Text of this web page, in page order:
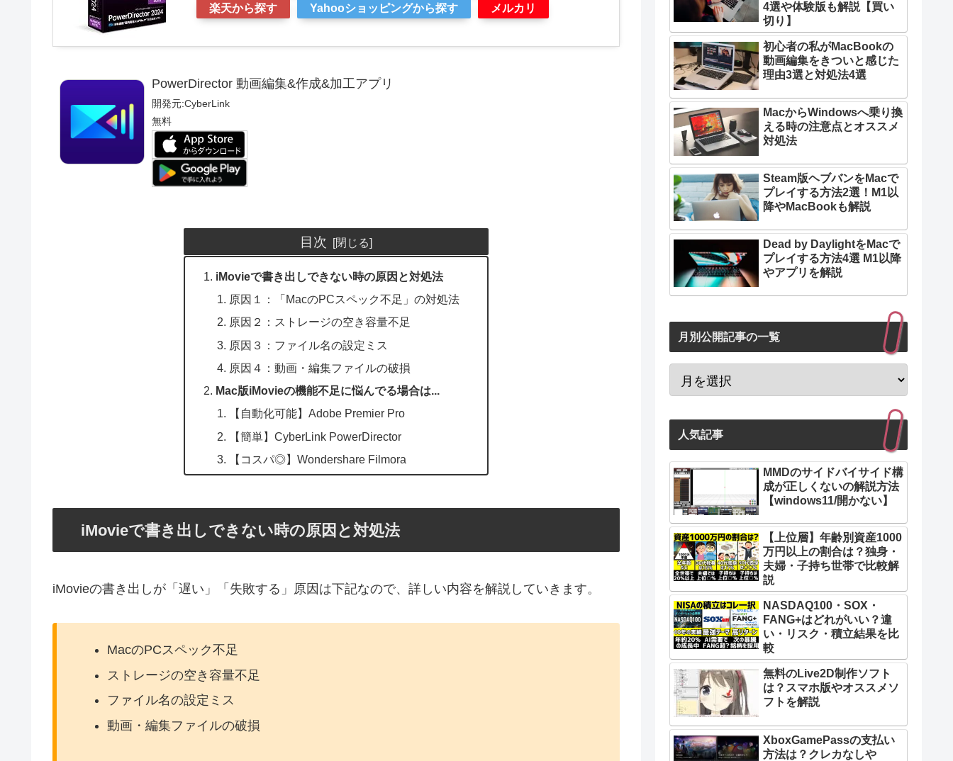
楽天から探す
Yahooショッピングから探す メルカリ
PowerDirector 動画編集&作成&加工アプリ
開発元:CyberLink
無料
目次
iMovieで書き出しできない時の原因と対処法
原因１：「MacのPCスペック不足」の対処法
原因２：ストレージの空き容量不足
原因３：ファイル名の設定ミス
原因４：動画・編集ファイルの破損
Mac版iMovieの機能不足に悩んでる場合は...
【自動化可能】Adobe Premier Pro
【簡単】CyberLink PowerDirector
【コスパ◎】Wondershare Filmora
iMovieで書き出しできない時の原因と対処法
iMovieの書き出しが「遅い」「失敗する」原因は下記なので、詳しい内容を解説していきます。
MacのPCスペック不足
ストレージの空き容量不足
ファイル名の設定ミス
動画・編集ファイルの破損
4選や体験版も解説【買い
切り】
初心者の私がMacBookの
動画編集をきついと感じた
理由3選と対処法4選
MacからWindowsへ乗り換
える時の注意点とオススメ
対処法
Steam版ヘブバンをMacで
プレイする方法2選！M1以
降やMacBookも解説
Dead by DaylightをMacで
プレイする方法4選 M1以降
やアプリを解説
月別公開記事の一覧
人気記事
MMDのサイドバイサイド構
成が正しくないの解説方法
【windows11/開かない】
【上位層】年齢別資産1000
万円以上の割合は？独身・
夫婦・子持ち世帯で比較解
説
NASDAQ100・SOX・
FANG+はどれがいい？違
い・リスク・積立結果を比
較
無料のLive2D制作ソフト
は？スマホ版やオススメソ
フトを解説
XboxGamePassの支払い
方法は？クレカなしや